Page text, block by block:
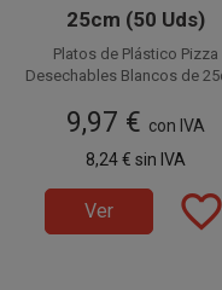
25cm (50 Uds)
Platos de Plástico Pizza
Desechables Blancos de
Este plato por su tamaño
llamado también Plato de
Plástico Pizza Grande.
para servir cualquier tipo de
comida.
paquetes de 50 unidades.
9,97 € con IVA
8,24 € sin IVA
Ver favorite_border